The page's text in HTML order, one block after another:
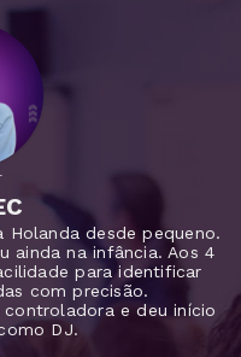
Holanda desde pequeno.
ainda na infância. Aos 4
para identificar
com precisão.
controladora e deu início
DJ.